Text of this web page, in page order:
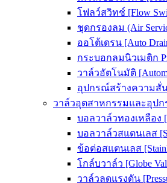
โฟลว์สวิทช์ [Flow
ชุดกรองลม (Air
ออโต้เดรน [Auto
กระบอกลมนิวเมติก
วาล์วอัตโนมัติ
อุปกรณ์สร้างความสั่น
วาล์วอุตสาหกรรมและอุปก
บอลวาล์วทองเหลือง
บอลวาล์วสแตนเลส
ข้อต่อสแตนเลส
โกล์บวาล์ว [Globe
วาล์วลดแรงดัน